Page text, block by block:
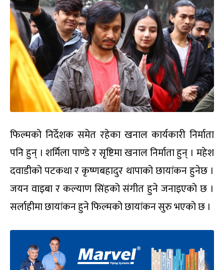
फिल्मको निर्देशक समेत रहेका खनाल कार्यकारी निर्माता
पनि हुन् । शर्मिला पाण्डे र सृष्टिमा खनाल निर्माता हुन् । महेश
दवाडीको पटकथा र कृष्णबहादुर थापाको छायांकन हुनेछ ।
जयन वाइबा र कल्याण सिंहको संगीत हुने जनाइएको छ ।
सर्लाहीमा छायांकन हुने फिल्मको छायांकन सुरु भएको छ ।